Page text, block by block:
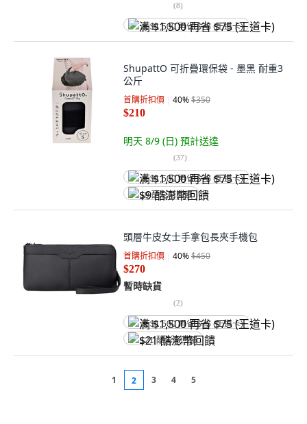
(8)
满 $1,500 再省 $75 (王道卡)
ShupattO 可折疊環保袋 - 墨黑 耐重3
公斤
首購折扣價 40%$350
$210
明天 8/9 (日) 預計送達
(37)
满 $1,500 再省 $75 (王道卡)
$9 酷澎幣回饋
頭層牛皮女士手拿包長夾手機包
首購折扣價 40%$450
$270
暫時缺貨
(2)
满 $1,500 再省 $75 (王道卡)
$21 酷澎幣回饋
1 2 3 4 5